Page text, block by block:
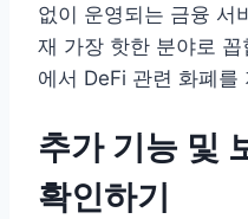
없이 운영되는 금융 서
재 가장 핫한 분야로
에서 DeFi 관련 화폐를
추가 기능 및
확인하기